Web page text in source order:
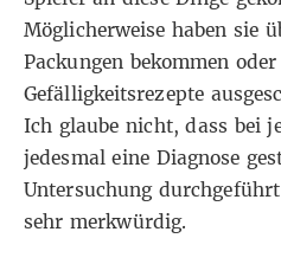
Möglicherweise haben sie
Packungen bekommen
Gefälligkeitsrezepte
Ich glaube nicht, dass bei
jedesmal eine Diagnose
Untersuchung
sehr merkwürdig.